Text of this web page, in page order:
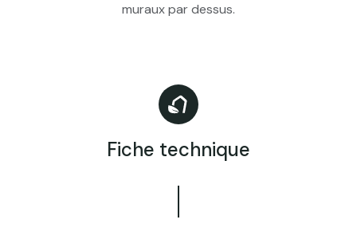
muraux par dessus.
Fiche technique